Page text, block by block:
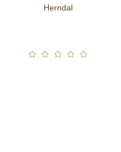
Herndal